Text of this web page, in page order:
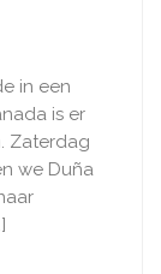
in een
is er
Zaterdag
we Duña